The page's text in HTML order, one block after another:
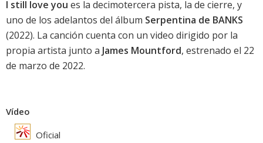
I still love you es la decimotercera pista, la de cierre, y
uno de los adelantos del álbum Serpentina de BANKS
(2022). La canción cuenta con un video dirigido por la
propia artista junto a James Mountford, estrenado el 22
de marzo de 2022.
Vídeo
Oficial